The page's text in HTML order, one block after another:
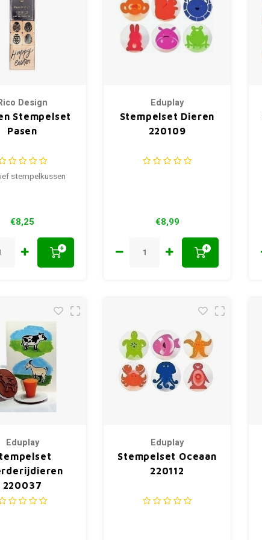
Design
Stempelset
Pasen
stempelkussen
€8,25
+
Eduplay
Stempelset Dieren
220109
€8,99
+
Eduplay
220037
Eduplay
Stempelset Oceaan
220112